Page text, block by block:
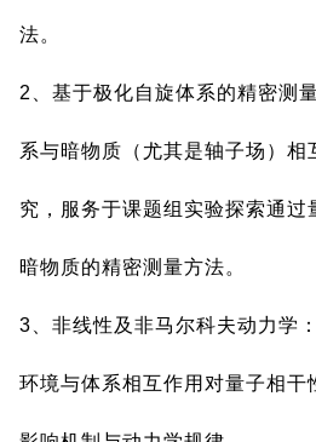
法。
2、基于极化自旋体系的精密测
系与暗物质（尤其是轴子场）相
究，服务于课题组实验探索通过
暗物质的精密测量方法。
3、非线性及非马尔科夫动力学
环境与体系相互作用对量子相干